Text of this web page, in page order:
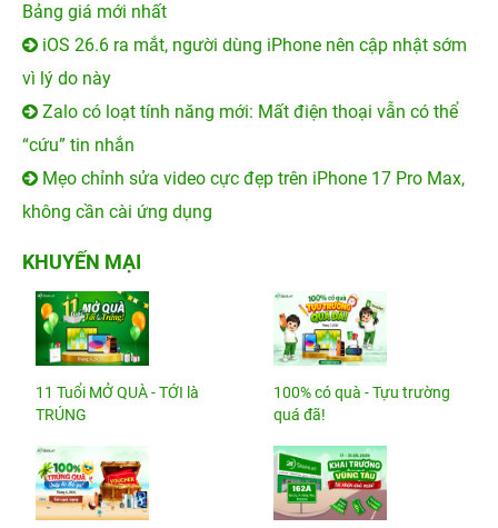
Bảng giá mới nhất
iOS 26.6 ra mắt, người dùng iPhone nên cập nhật sớm
vì lý do này
Zalo có loạt tính năng mới: Mất điện thoại vẫn có thể
“cứu” tin nhắn
Mẹo chỉnh sửa video cực đẹp trên iPhone 17 Pro Max,
không cần cài ứng dụng
KHUYẾN MẠI
11 Tuổi MỞ QUÀ - TỚI là
TRÚNG
100% có quà - Tựu trường
quá đã!